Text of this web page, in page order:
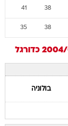
38
41
38
35
כדורגל
בולוניה